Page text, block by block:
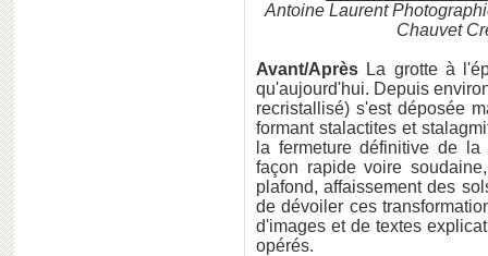
Antoine Laurent
Chauvet
Avant/Après La grotte à
qu'aujourd'hui. Depuis
recristallisé) s'est déposée
formant stalactites et
la fermeture définitive de la
façon rapide voire
plafond, affaissement des
de dévoiler ces
d'images et de textes
opérés.